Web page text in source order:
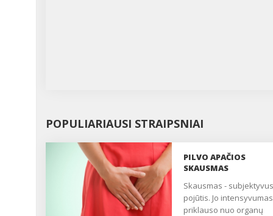
POPULIARIAUSI STRAIPSNIAI
PILVO APAČIOS
SKAUSMAS
Skausmas - subjektyvus
pojūtis. Jo intensyvumas
priklauso nuo organų